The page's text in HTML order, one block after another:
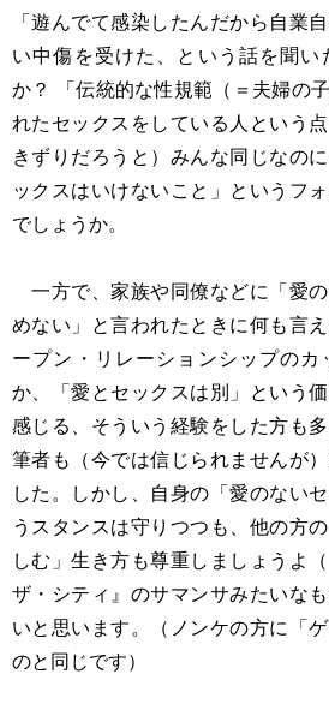
「遊んでて感染したんだから自業
い中傷を受けた、という話を聞い
か？ 「伝統的な性規範（＝夫婦の
れたセックスをしている人という
きずりだろうと）みんな同じなの
ックスはいけないこと」というフ
でしょうか。
一方で、家族や同僚などに「愛
めない」と言われたときに何も言
ープン・リレーションシップのカ
か、「愛とセックスは別」という
感じる、そういう経験をした方も
筆者も（今では信じられませんが
した。しかし、自身の「愛のない
うスタンスは守りつつも、他の方
しむ」生き方も尊重しましょうよ
ザ・シティ』のサマンサみたいな
いと思います。（ノンケの方に「
のと同じです）